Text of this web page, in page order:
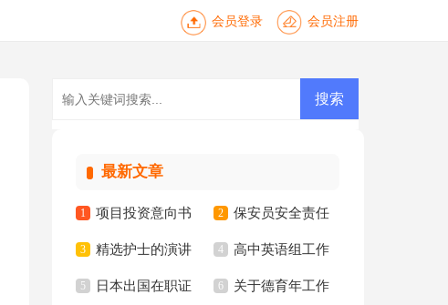
会员登录 会员注册
最新文章
1 项目投资意向书
(通用15篇)
2 保安员安全责任
书
3 精选护士的演讲
稿汇编10篇
4 高中英语组工作
总结
5 日本出国在职证 6 关于德育年工作